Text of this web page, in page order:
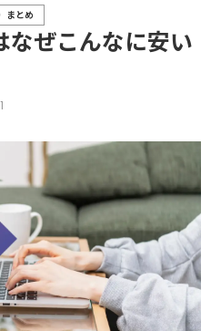
ぜこんなに安い
まとめ